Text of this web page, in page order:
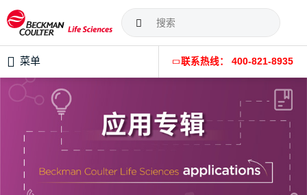
菜单 联系热线： 400-821-8935